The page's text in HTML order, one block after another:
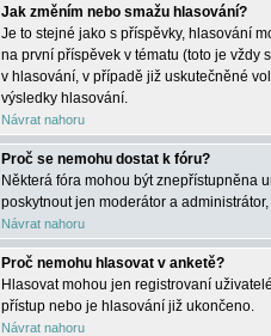
Jak změním nebo smažu hlasování?
Je to stejné jako s příspěvky, hlasování
na první příspěvek v tématu (toto je vždy
v hlasování, v případě již uskutečněné
výsledky hlasování.
Návrat nahoru
Proč se nemohu dostat k fóru?
Některá fóra mohou být znepřístupněna
poskytnout jen moderátor a
Návrat nahoru
Proč nemohu hlasovat v anketě?
Hlasovat mohou jen registrovaní
přístup nebo je hlasování již ukončeno.
Návrat nahoru